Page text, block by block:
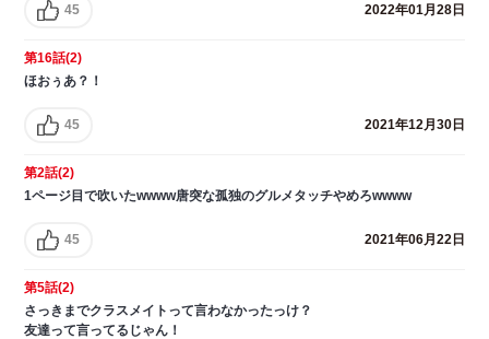
45 2022年01月28日
第16話(2)
ほおぅあ？！
45 2021年12月30日
第2話(2)
1ページ目で吹いたwwww唐突な孤独のグルメタッチやめろwwww
45 2021年06月22日
第5話(2)
さっきまでクラスメイトって言わなかったっけ？
友達って言ってるじゃん！